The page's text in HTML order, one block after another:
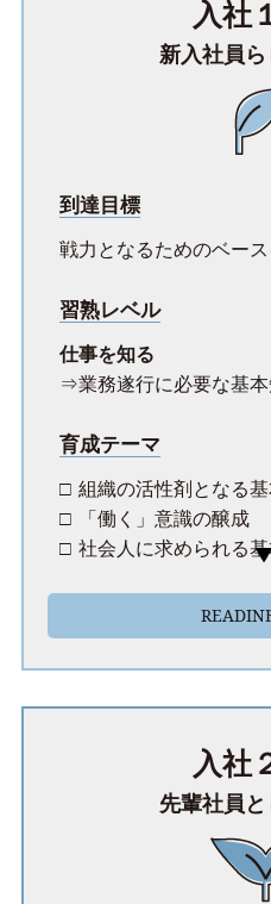
入社
新入社員
到達目標
戦力となるためのベー
習熟レベル
仕事を知る
業務遂行に必要な基
育成テーマ
組織の活性剤となる
「働く」意識の醸成
社会人に求められる
入社
先輩社員